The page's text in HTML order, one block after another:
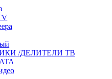
/ДЕЛИТЕЛИ ТВ